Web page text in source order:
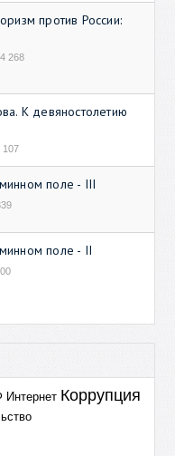
против России:
4 268
К девяностолетию
107
поле - III
поле - II
Интернет Коррупция